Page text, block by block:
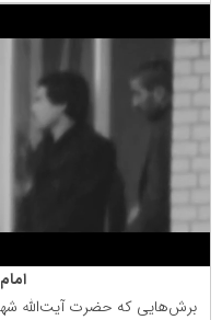
برش‌هایی كه حضرت آیت‌الله